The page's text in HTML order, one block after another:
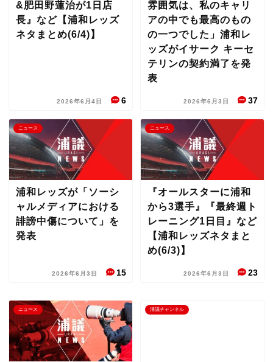
&肥田野蓮治が1日店
長』など【浦和レッズ
ネタまとめ(6/4)】
2026年6月4日 6
雰囲気は、私のキャリ
アの中でも最高のもの
の一つでした」浦和レ
ッズがイサーク キーセ
テリンの契約満了を発
表
2026年6月3日 37
ニュース
浦和レッズが「ソーシ
ャルメディアにおける
誹謗中傷について」を
発表
2026年6月3日 15
ニュース
『オールスターに浦和
から3選手』『最終週ト
レーニング1日目』など
【浦和レッズネタまと
め(6/3)】
2026年6月3日 23
ニュース 浦議チャンネル